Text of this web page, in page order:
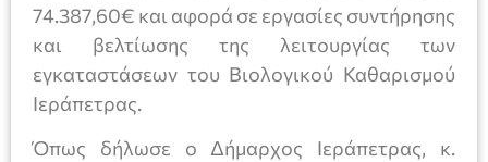
74.387,60€ και αφορά σε εργασίες συντήρησης
και βελτίωσης της λειτουργίας των
εγκαταστάσεων του Βιολογικού Καθαρισμού
Ιεράπετρας.
Όπως δήλωσε ο Δήμαρχος Ιεράπετρας, κ.